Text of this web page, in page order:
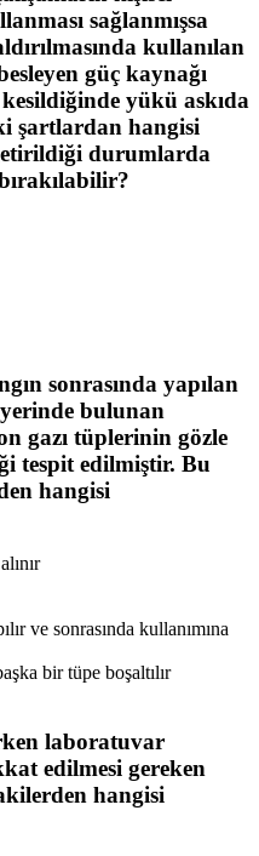
sağlanmışsa
kullanılan
güç kaynağı
yükü askıda
şartlardan hangisi
durumlarda
sonrasında yapılan
bulunan
gazı tüplerinin gözle
tespit edilmiştir. Bu
hangisi
ve sonrasında kullanımına
bir tüpe boşaltılır
laboratuvar
edilmesi gereken
hangisi